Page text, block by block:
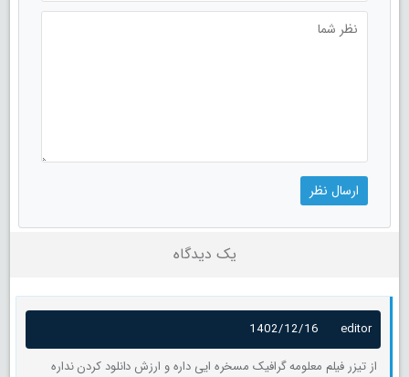
یک دیدگاه
editor
1402/12/16
از تیزر فیلم معلومه گرافیک مسخره ایی داره و ارزش دانلود کردن نداره